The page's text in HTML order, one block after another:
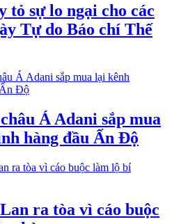
tỏ sự lo ngại cho các
Tự do Báo chí Thế
Á Adani sắp mua
hàng đầu Ấn Độ
ra tòa vì cáo buộc